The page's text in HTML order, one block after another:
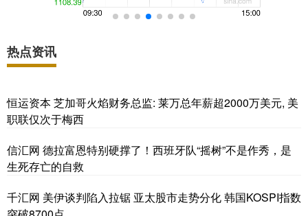
热点资讯
恒运资本 芝加哥火焰财务总监: 莱万总年薪超2000万美元, 美
职联仅次于梅西
信汇网 德拉富恩特别硬撑了！西班牙队“摇树”不是作秀，是
生死存亡的自救
千汇网 美伊谈判陷入拉锯 亚太股市走势分化 韩国KOSPI指数